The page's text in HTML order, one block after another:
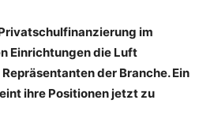
Privatschulfinanzierung im
Einrichtungen die Luft
der Branche. Ein
ihre Positionen jetzt zu